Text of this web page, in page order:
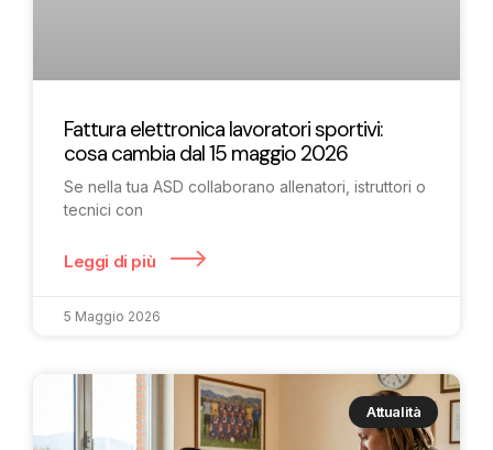
Fattura elettronica lavoratori sportivi:
cosa cambia dal 15 maggio 2026
Se nella tua ASD collaborano allenatori, istruttori o
tecnici con
Leggi di più
5 Maggio 2026
Attualità